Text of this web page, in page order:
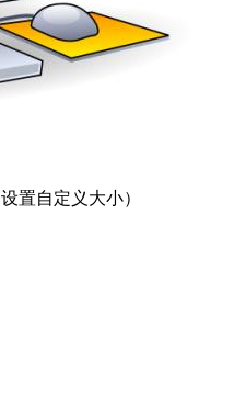
置自定义大小）